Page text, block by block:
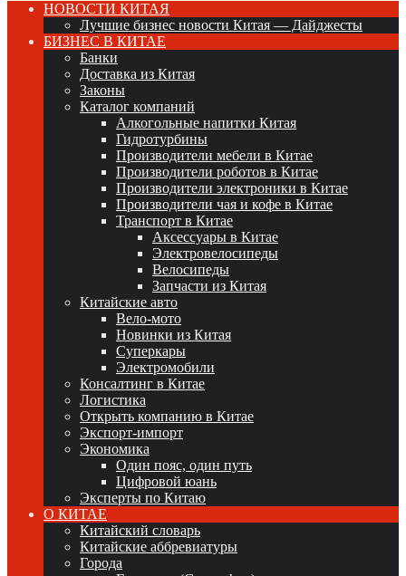
НОВОСТИ КИТАЯ
Лучшие бизнес новости Китая — Дайджесты
БИЗНЕС В КИТАЕ
Банки
Доставка из Китая
Законы
Каталог компаний
Алкогольные напитки Китая
Гидротурбины
Производители мебели в Китае
Производители роботов в Китае
Производители электроники в Китае
Производители чая и кофе в Китае
Транспорт в Китае
Аксессуары в Китае
Электровелосипеды
Велосипеды
Запчасти из Китая
Китайские авто
Вело-мото
Новинки из Китая
Суперкары
Электромобили
Консалтинг в Китае
Логистика
Открыть компанию в Китае
Экспорт-импорт
Экономика
Один пояс, один путь
Цифровой юань
Эксперты по Китаю
О КИТАЕ
Китайский словарь
Китайские аббревиатуры
Города